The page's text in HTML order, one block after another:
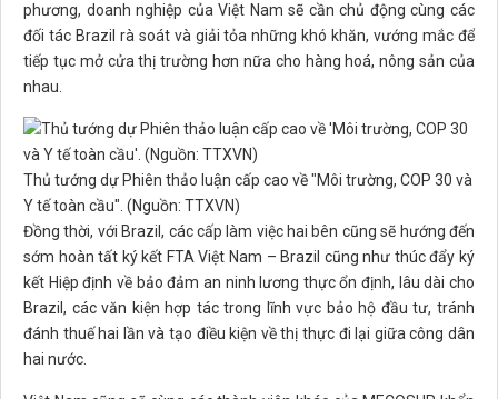
phương, doanh nghiệp của Việt Nam sẽ cần chủ động cùng các
đối tác Brazil rà soát và giải tỏa những khó khăn, vướng mắc để
tiếp tục mở cửa thị trường hơn nữa cho hàng hoá, nông sản của
nhau.
Thủ tướng dự Phiên thảo luận cấp cao về "Môi trường, COP 30 và
Y tế toàn cầu". (Nguồn: TTXVN)
Đồng thời, với Brazil, các cấp làm việc hai bên cũng sẽ hướng đến
sớm hoàn tất ký kết FTA Việt Nam – Brazil cũng như thúc đẩy ký
kết Hiệp định về bảo đảm an ninh lương thực ổn định, lâu dài cho
Brazil, các văn kiện hợp tác trong lĩnh vực bảo hộ đầu tư, tránh
đánh thuế hai lần và tạo điều kiện về thị thực đi lại giữa công dân
hai nước.